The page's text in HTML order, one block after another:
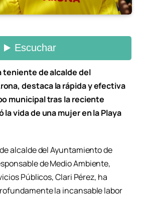
teniente de alcalde del
destaca la rápida y efectiva
municipal tras la reciente
vida de una mujer en la Playa
alcalde del Ayuntamiento de
de Medio Ambiente,
Públicos, Clari Pérez, ha
la incansable labor